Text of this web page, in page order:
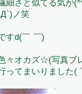
細さと似てる気が
ノ笑
すd(￣ ￣)
々オカズ☆(写真ブ
ってまいりました(